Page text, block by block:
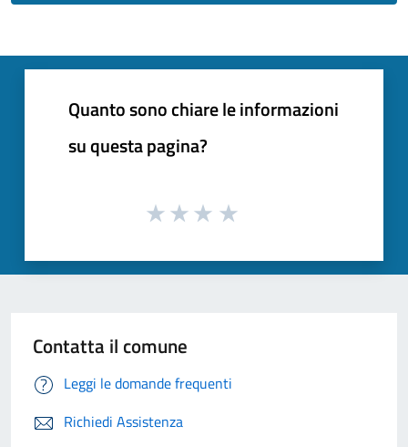
Quanto sono chiare le informazioni
su questa pagina?
Contatta il comune
Leggi le domande frequenti
Richiedi Assistenza